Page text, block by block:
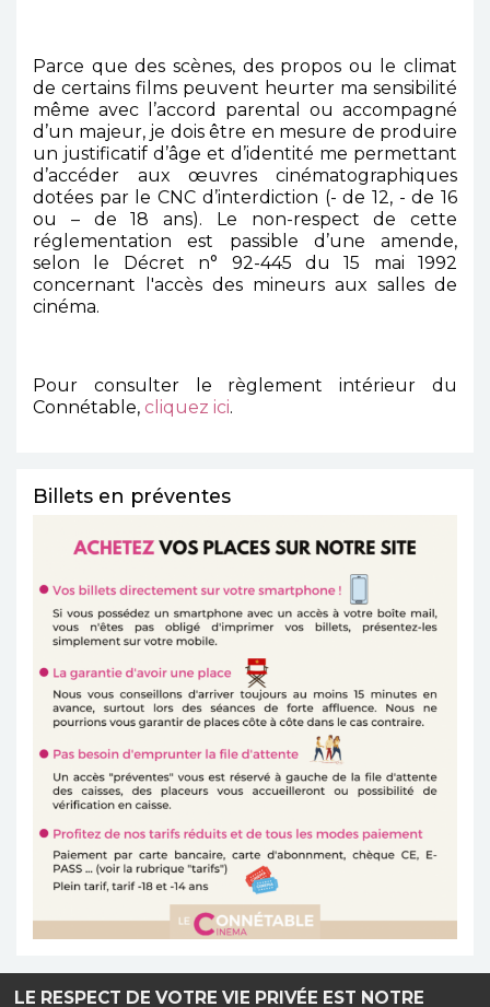
LE RESPECT DE VOTRE VIE PRIVÉE EST NOTRE
Parce que des scènes, des propos ou le climat
de certains films peuvent heurter ma sensibilité
même avec l’accord parental ou accompagné
d’un majeur, je dois être en mesure de produire
un justificatif d’âge et d’identité me permettant
d’accéder aux œuvres cinématographiques
dotées par le CNC d’interdiction (- de 12, - de 16
ou – de 18 ans). Le non-respect de cette
réglementation est passible d’une amende,
selon le Décret n° 92-445 du 15 mai 1992
concernant l'accès des mineurs aux salles de
cinéma.
Pour consulter le règlement intérieur du
Connétable, cliquez ici.
Billets en préventes